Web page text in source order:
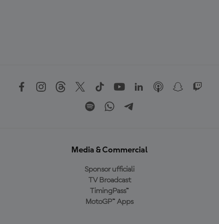
Media & Commercial
Sponsor ufficiali
TV Broadcast
TimingPass™
MotoGP™ Apps